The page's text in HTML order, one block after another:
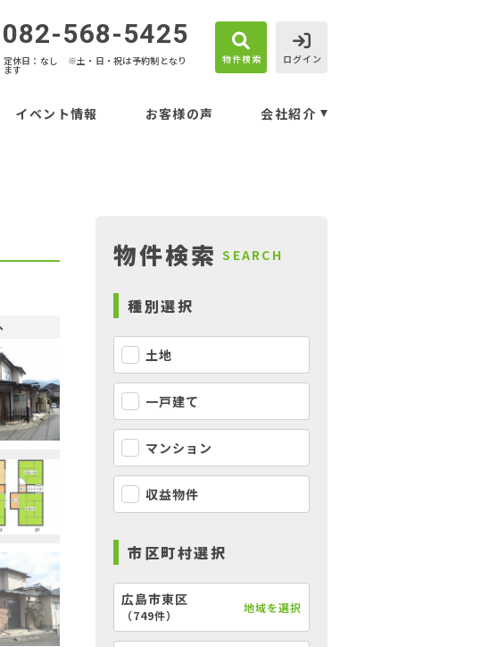
082-568-5425
定休日：なし ※土・日・祝は予約制となり
ます
物件検索 ログイン
イベント情報 お客様の声 会社紹介
物件検索 SEARCH
種別選択
土地
一戸建て
マンション
収益物件
市区町村選択
広島市東区
（749件）
地域を選択